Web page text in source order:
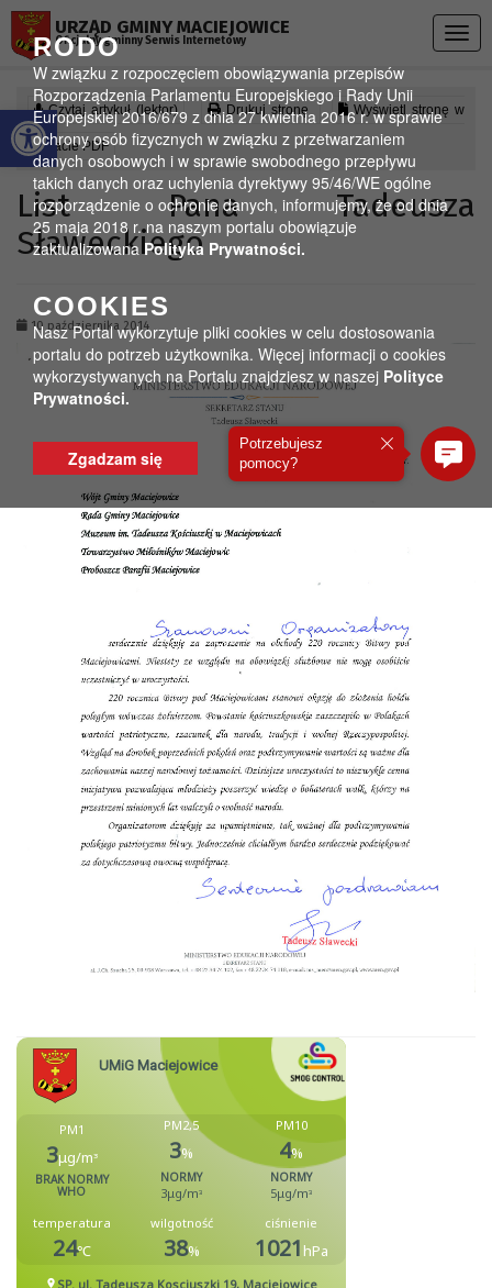
Otwórz pasek narzędzi
RODO
W związku z rozpoczęciem obowiązywania przepisów
Rozporządzenia Parlamentu Europejskiego i Rady Unii
Europejskiej 2016/679 z dnia 27 kwietnia 2016 r. w sprawie
ochrony osób fizycznych w związku z przetwarzaniem
danych osobowych i w sprawie swobodnego przepływu
takich danych oraz uchylenia dyrektywy 95/46/WE ogólne
rozporządzenie o ochronie danych, informujemy, że od dnia
25 maja 2018 r. na naszym portalu obowiązuje
zaktualizowanaPolityka Prywatności.
COOKIES
Nasz Portal wykorzytuje pliki cookies w celu dostosowania
portalu do potrzeb użytkownika. Więcej informacji o cookies
wykorzystywanych na Portalu znajdziesz w naszej Polityce
Prywatności.
Zgadzam się
URZĄD GMINY MACIEJOWICE
Oficjalny gminny Serwis Internetowy
Czytaj artykuł (lektor) Drukuj stronę Wyświetl stronę w
formacie PDF
List Pana Tadeusza
Sławeckiego
10 października 2014
Potrzebujesz
pomocy?